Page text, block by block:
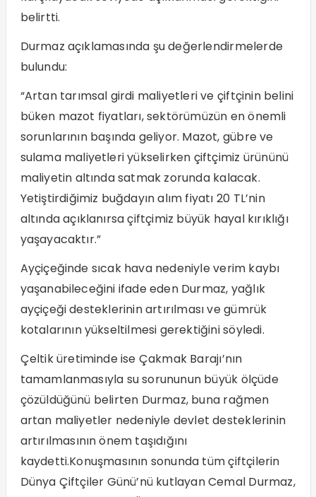
belirtti.
Durmaz açıklamasında şu değerlendirmelerde
bulundu:
“Artan tarımsal girdi maliyetleri ve çiftçinin belini
büken mazot fiyatları, sektörümüzün en önemli
sorunlarının başında geliyor. Mazot, gübre ve
sulama maliyetleri yükselirken çiftçimiz ürününü
maliyetin altında satmak zorunda kalacak.
Yetiştirdiğimiz buğdayın alım fiyatı 20 TL’nin
altında açıklanırsa çiftçimiz büyük hayal kırıklığı
yaşayacaktır.”
Ayçiçeğinde sıcak hava nedeniyle verim kaybı
yaşanabileceğini ifade eden Durmaz, yağlık
ayçiçeği desteklerinin artırılması ve gümrük
kotalarının yükseltilmesi gerektiğini söyledi.
Çeltik üretiminde ise Çakmak Barajı’nın
tamamlanmasıyla su sorununun büyük ölçüde
çözüldüğünü belirten Durmaz, buna rağmen
artan maliyetler nedeniyle devlet desteklerinin
artırılmasının önem taşıdığını
kaydetti.Konuşmasının sonunda tüm çiftçilerin
Dünya Çiftçiler Günü’nü kutlayan Cemal Durmaz,